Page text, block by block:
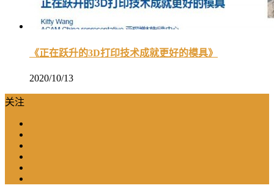
《正在跃升的3D打印技术成就更好的模具》
2020/10/13
关注